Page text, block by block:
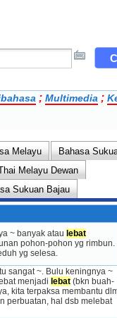
; Multimedia ;
Melayu
Bahasa
Melayu Dewan
Sukuan Bajau
~ banyak atau lebat
pohon-pohon yg rimbun.
yg selesa.
sangat ~. Bulu keningnya ~
menjadi lebat (bkn buah-
kita terpaksa membantu
perbuatan, hal dsb melebat